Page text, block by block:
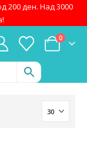
200 ден. Над 3000
0